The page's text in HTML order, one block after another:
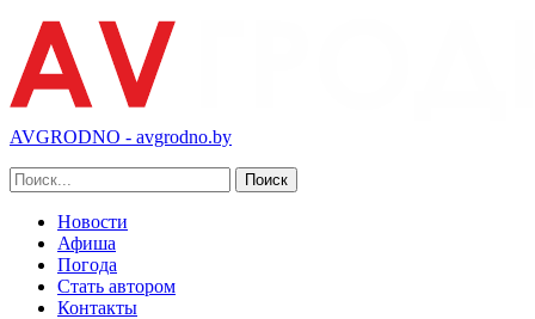
AVGRODNO - avgrodno.by
Новости
Афиша
Погода
Стать автором
Контакты